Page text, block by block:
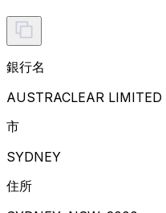
銀行名
AUSTRACLEAR LIMITED
市
SYDNEY
住所